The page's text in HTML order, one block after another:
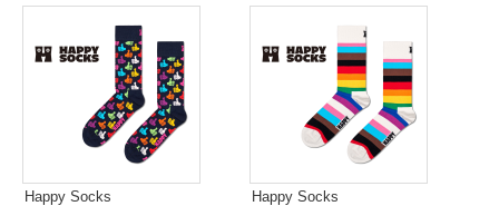
Happy Socks
Happy Socks